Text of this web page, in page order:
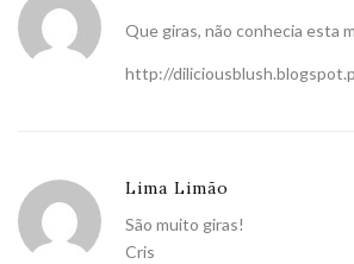
Que giras, não conhecia esta
http://
Lima Limão
São muito giras!
Cris